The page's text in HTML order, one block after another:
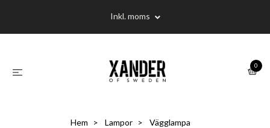
Inkl. moms
0
Hem Lampor
Vägglampa